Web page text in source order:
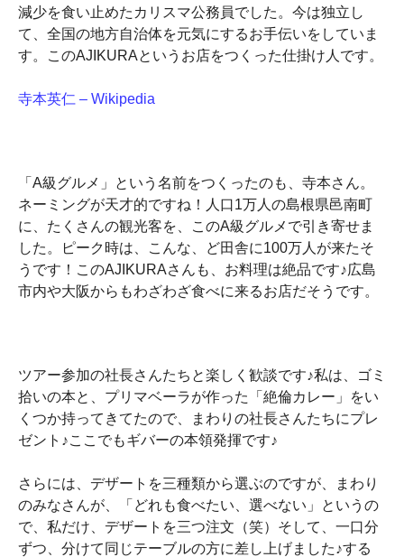
減少を食い止めたカリスマ公務員でした。今は独立し
て、全国の地方自治体を元気にするお手伝いをしていま
す。このAJIKURAというお店をつくった仕掛け人です。
寺本英仁 – Wikipedia
「A級グルメ」という名前をつくったのも、寺本さん。
ネーミングが天才的ですね！人口1万人の島根県邑南町
に、たくさんの観光客を、このA級グルメで引き寄せま
した。ピーク時は、こんな、ど田舎に100万人が来たそ
うです！このAJIKURAさんも、お料理は絶品です♪広島
市内や大阪からもわざわざ食べに来るお店だそうです。
ツアー参加の社長さんたちと楽しく歓談です♪私は、ゴミ
拾いの本と、プリマベーラが作った「絶倫カレー」をい
くつか持ってきてたので、まわりの社長さんたちにプレ
ゼント♪ここでもギバーの本領発揮です♪
さらには、デザートを三種類から選ぶのですが、まわり
のみなさんが、「どれも食べたい、選べない」というの
で、私だけ、デザートを三つ注文（笑）そして、一口分
ずつ、分けて同じテーブルの方に差し上げました♪する